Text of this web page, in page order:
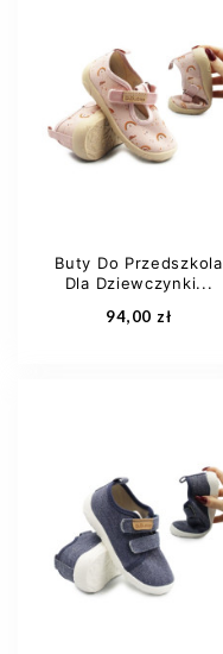
22
23
24
25
Dodaj do koszyka
Buty Do Przedszkola
Dla Dziewczynki...
94,00 zł
23